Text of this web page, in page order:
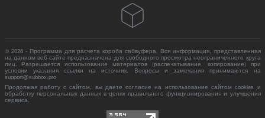
© 2026 - Программа для расчета короба сабвуфера. Вся информация, представленная
на данном веб-сайте предназначена для свободного просмотра неограниченного круга
лиц. Разрешается использование материалов (распечатывание, копирование) при
условии указания ссылки на источник. Вопросы и замечания принимаются на
support@subbox.pro
Продолжая работу с сайтом, вы даете согласие на использование сайтом cookies и
обработку персональных данных в целях правильного функционирования и улучшения
сервиса.